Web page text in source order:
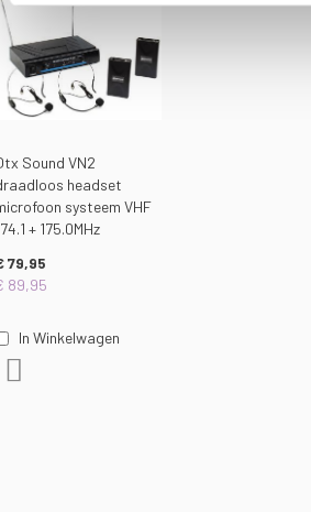
Sound VN2
headset
systeem VHF
+ 175.0MHz
79,95
89,95
In Winkelwagen